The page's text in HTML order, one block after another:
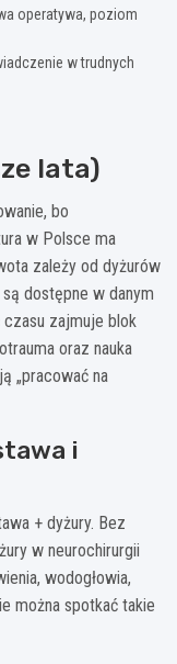
operatywa, poziom
w trudnych
lata)
bo
w Polsce ma
zależy od dyżurów
dostępne w danym
zajmuje blok
oraz nauka
„pracować na
i
+ dyżury. Bez
w neurochirurgii
wodogłowia,
można spotkać takie